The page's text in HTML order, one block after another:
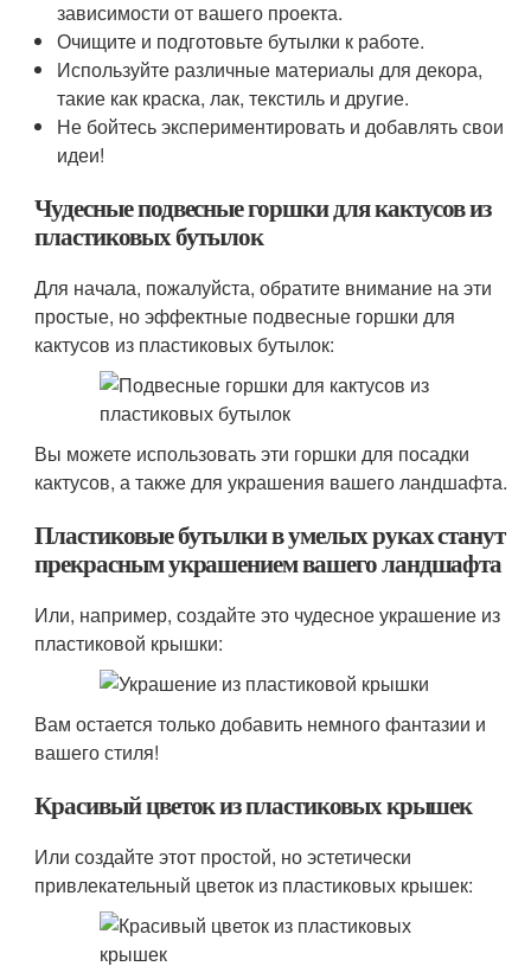
зависимости от вашего проекта.
Очищите и подготовьте бутылки к работе.
Используйте различные материалы для декора,
такие как краска, лак, текстиль и другие.
Не бойтесь экспериментировать и добавлять свои
идеи!
Чудесные подвесные горшки для кактусов из
пластиковых бутылок
Для начала, пожалуйста, обратите внимание на эти
простые, но эффектные подвесные горшки для
кактусов из пластиковых бутылок:
Вы можете использовать эти горшки для посадки
кактусов, а также для украшения вашего ландшафта.
Пластиковые бутылки в умелых руках станут
прекрасным украшением вашего ландшафта
Или, например, создайте это чудесное украшение из
пластиковой крышки:
Вам остается только добавить немного фантазии и
вашего стиля!
Красивый цветок из пластиковых крышек
Или создайте этот простой, но эстетически
привлекательный цветок из пластиковых крышек: